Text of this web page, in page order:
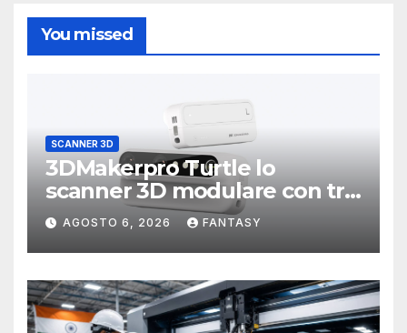
You missed
SCANNER 3D
3DMakerpro Turtle lo
scanner 3D modulare con tre
testine intercambiabili
AGOSTO 6, 2026 FANTASY